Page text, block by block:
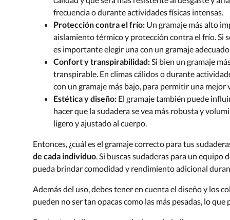
frecuencia o durante actividades físicas intensas.
Protección contra el frío: Un gramaje más alto
aislamiento térmico y protección contra el frío. Si
es importante elegir una con un gramaje
Confort y transpirabilidad: Si bien un gramaje
transpirable. En climas cálidos o durante
con un gramaje más bajo, para permitir una
Estética y diseño: El gramaje también puede
hacer que la sudadera se vea más robusta y
ligero y ajustado al cuerpo.
Entonces, ¿cuál es el gramaje correcto para tus
de cada individuo . Si buscas sudaderas para un
pueda brindar comodidad y rendimiento adicional
Además del uso, debes tener en cuenta el diseño y los
pueden no ser tan opacas como las más pesadas, lo